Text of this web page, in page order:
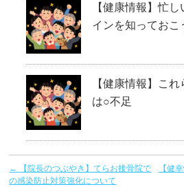
【健康情報】忙
インを知っておこ
【健康情報】こ
は○不足
←
【院長のつぶやき】てらお接骨院で
の感染防止対策強化について
【健